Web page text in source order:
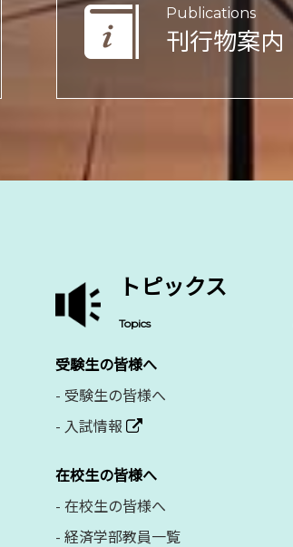
Publications
刊行物案内
トピックス
Topics
受験生の皆様へ
- 受験生の皆様へ
- 入試情報
在校生の皆様へ
- 在校生の皆様へ
- 経済学部教員一覧